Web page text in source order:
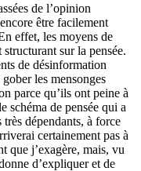
de l’opinion
être facilement
effet, les moyens de
sur la pensée.
de désinformation
les mensonges
parce qu’ils ont peine à
schéma de pensée qui a
dépendants, à force
certainement pas à
que j’exagère, mais, vu
d’expliquer et de